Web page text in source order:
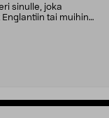
sinulle, joka
tai muihin